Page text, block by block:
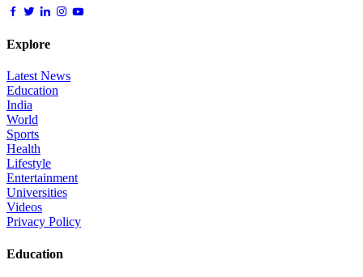
Explore
Latest News
Education
India
World
Sports
Health
Lifestyle
Entertainment
Universities
Videos
Privacy Policy
Education